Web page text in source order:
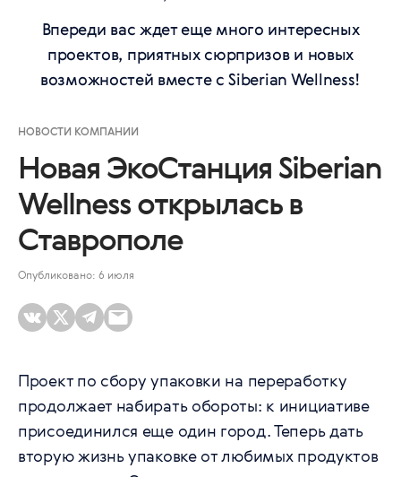
Впереди вас ждет еще много интересных
проектов, приятных сюрпризов и новых
возможностей вместе с Siberian Wellness!
НОВОСТИ КОМПАНИИ
Новая ЭкоСтанция Siberian
Wellness открылась в
Ставрополе
Опубликовано: 6 июля
Проект по сбору упаковки на переработку
продолжает набирать обороты: к инициативе
присоединился еще один город. Теперь дать
вторую жизнь упаковке от любимых продуктов